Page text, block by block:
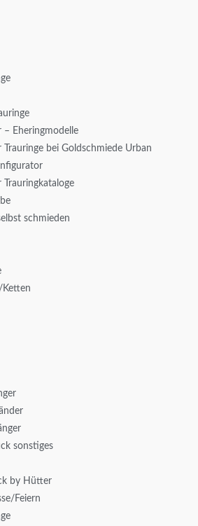
– Eheringmodelle
Trauringe bei Goldschmiede Urban
Trauringkataloge
schmieden
Ketten
sonstiges
by Hütter
Feiern